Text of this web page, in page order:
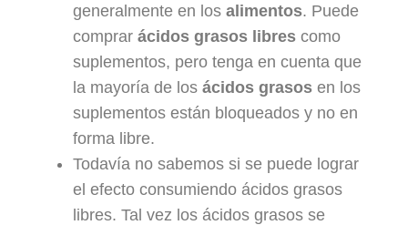
generalmente en los alimentos. Puede
comprar ácidos grasos libres como
suplementos, pero tenga en cuenta que
la mayoría de los ácidos grasos en los
suplementos están bloqueados y no en
forma libre.
Todavía no sabemos si se puede lograr
el efecto consumiendo ácidos grasos
libres. Tal vez los ácidos grasos se